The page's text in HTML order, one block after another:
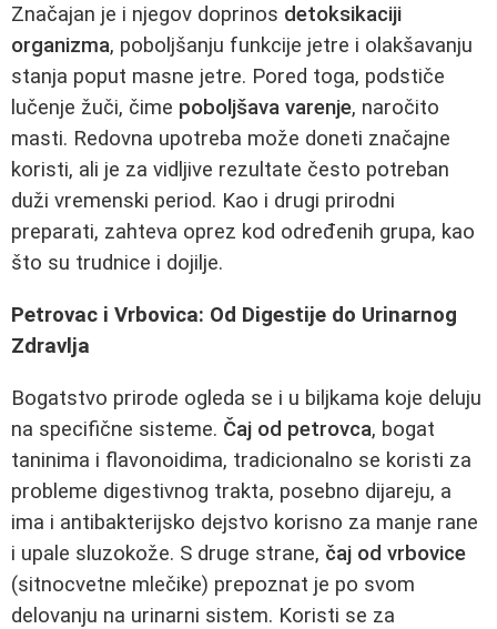
Značajan je i njegov doprinos detoksikaciji
organizma, poboljšanju funkcije jetre i olakšavanju
stanja poput masne jetre. Pored toga, podstiče
lučenje žuči, čime poboljšava varenje, naročito
masti. Redovna upotreba može doneti značajne
koristi, ali je za vidljive rezultate često potreban
duži vremenski period. Kao i drugi prirodni
preparati, zahteva oprez kod određenih grupa, kao
što su trudnice i dojilje.
Petrovac i Vrbovica: Od Digestije do Urinarnog
Zdravlja
Bogatstvo prirode ogleda se i u biljkama koje deluju
na specifične sisteme. Čaj od petrovca, bogat
taninima i flavonoidima, tradicionalno se koristi za
probleme digestivnog trakta, posebno dijareju, a
ima i antibakterijsko dejstvo korisno za manje rane
i upale sluzokože. S druge strane, čaj od vrbovice
(sitnocvetne mlečike) prepoznat je po svom
delovanju na urinarni sistem. Koristi se za